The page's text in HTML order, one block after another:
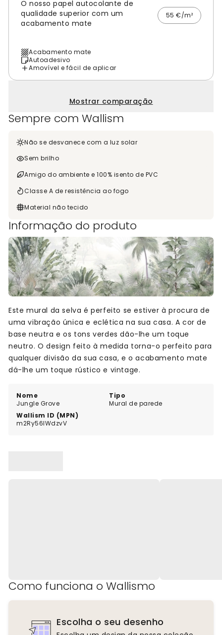
O nosso papel autocolante de
qualidade superior com um
acabamento mate
55 €/m²
Acabamento mate
Autoadesivo
Amovível e fácil de aplicar
Mostrar comparação
Sempre com Wallism
Não se desvanece com a luz solar
Sem brilho
Amigo do ambiente e 100% isento de PVC
Classe A de resistência ao fogo
Material não tecido
Informação do produto
Nome
Jungle Grove
Tipo
Mural de parede
Wallism ID (MPN)
m2Ry56lWdzvV
Este mural da selva é perfeito se estiver à procura de
uma vibração única e eclética na sua casa. A cor de
base neutra e os tons verdes dão-lhe um toque
neutro. O design feito à medida torna-o perfeito para
qualquer divisão da sua casa, e o acabamento mate
dá-lhe um toque rústico e vintage.
Como funciona o Wallismo
Escolha o seu desenho